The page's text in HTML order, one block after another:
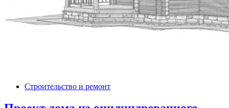
Строительство и ремонт